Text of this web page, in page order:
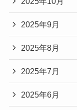
2025年9月
2025年8月
2025年7月
2025年6月